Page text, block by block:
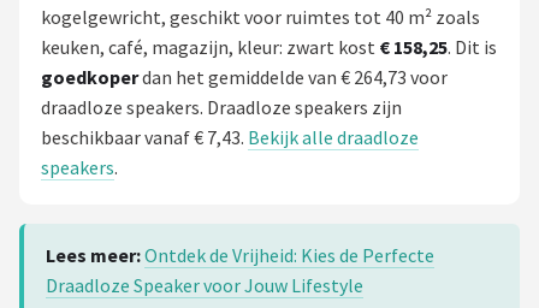
kogelgewricht, geschikt voor ruimtes tot 40 m² zoals
keuken, café, magazijn, kleur: zwart kost € 158,25. Dit is
goedkoperdan het gemiddelde van € 264,73 voor
draadloze speakers. Draadloze speakers zijn
beschikbaar vanaf € 7,43. Bekijk alle draadloze
speakers.
Lees meer:Ontdek de Vrijheid: Kies de Perfecte
Draadloze Speaker voor Jouw Lifestyle